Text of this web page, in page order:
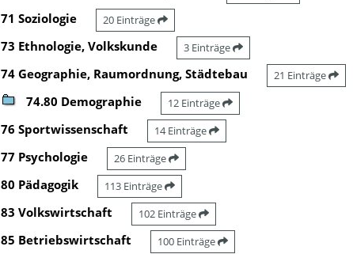
71 Soziologie 20 Einträge
73 Ethnologie, Volkskunde 3 Einträge
74 Geographie, Raumordnung, Städtebau 21 Einträge
74.80 Demographie 12 Einträge
76 Sportwissenschaft 14 Einträge
77 Psychologie 26 Einträge
80 Pädagogik 113 Einträge
83 Volkswirtschaft 102 Einträge
85 Betriebswirtschaft 100 Einträge